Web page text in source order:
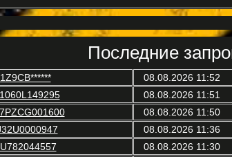
Последние
08.08.2026 11:52
08.08.2026 11:51
08.08.2026 11:50
08.08.2026 11:36
08.08.2026 11:30